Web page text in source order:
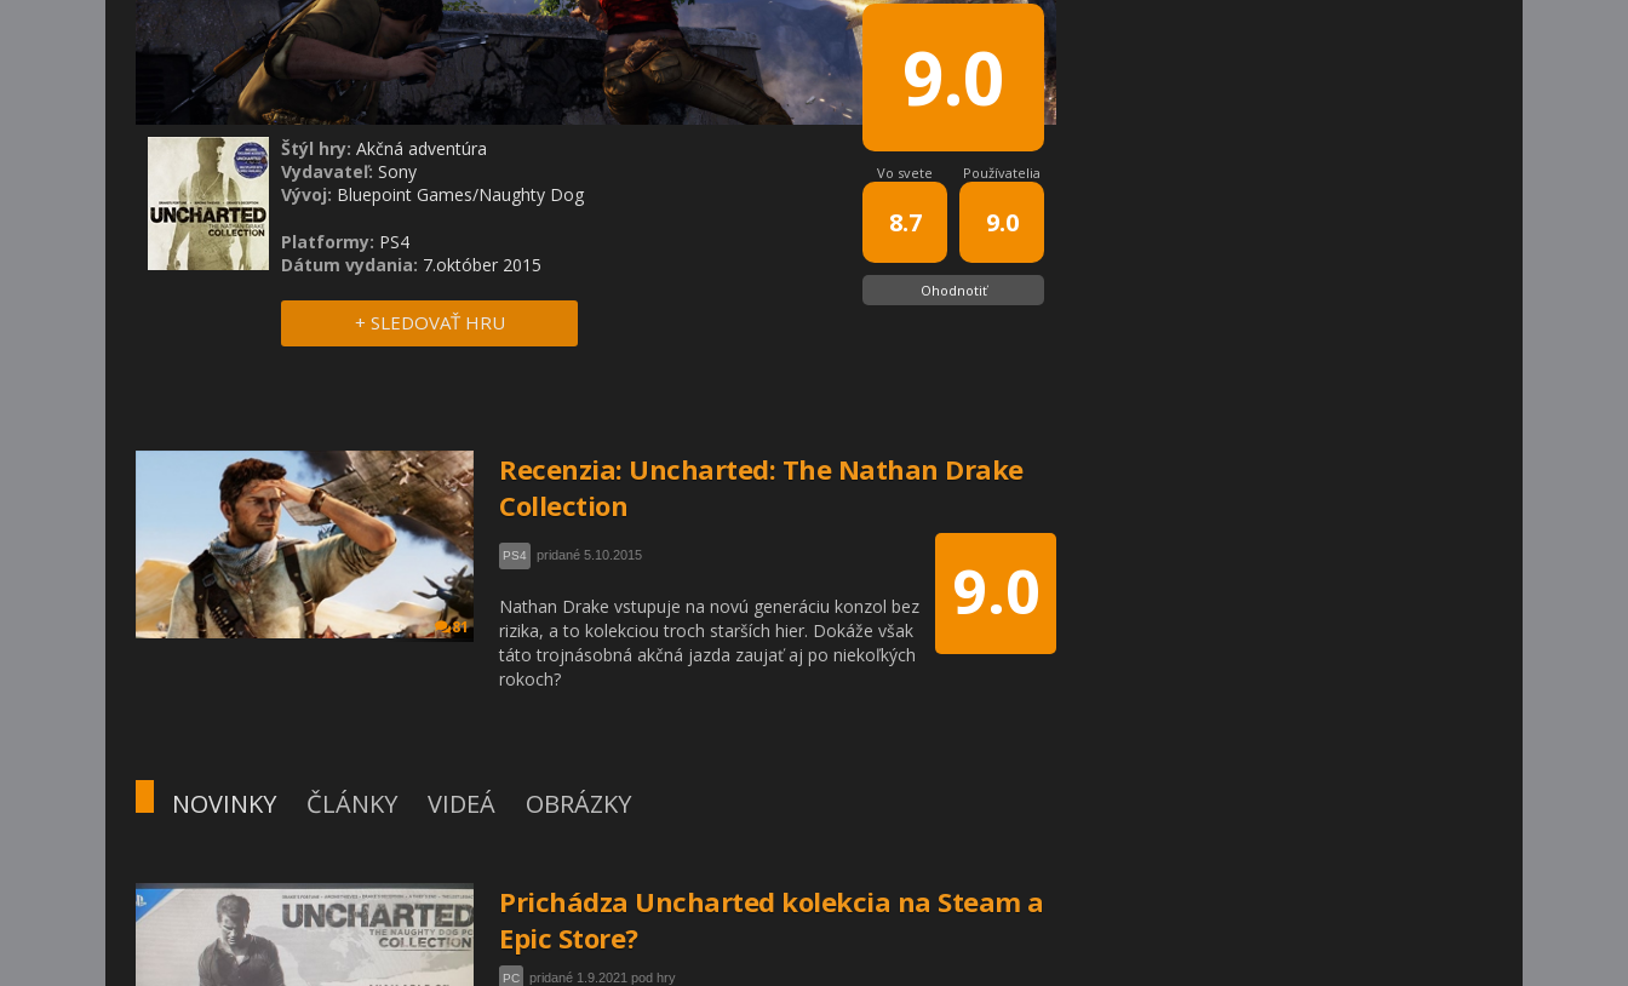
9.0
Vo svete
8.7
Používatelia
9.0
Ohodnotiť
Štýl hry: Akčná adventúra
Vydavateľ: Sony
Vývoj: Bluepoint Games/Naughty Dog
Platformy: PS4
Dátum vydania: 7.október 2015
+ SLEDOVAŤ HRU
81
Recenzia: Uncharted: The Nathan Drake
Collection
9.0
PS4 pridané 5.10.2015
Nathan Drake vstupuje na novú generáciu konzol bez
rizika, a to kolekciou troch starších hier. Dokáže však
táto trojnásobná akčná jazda zaujať aj po niekoľkých
rokoch?
NOVINKY ČLÁNKY VIDEÁ OBRÁZKY
Prichádza Uncharted kolekcia na Steam a
Epic Store?
PC pridané 1.9.2021 pod hry